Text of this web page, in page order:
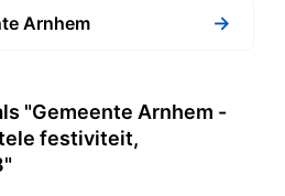
Arnhem →
"Gemeente Arnhem -
festiviteit,